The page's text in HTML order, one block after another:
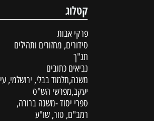
קטלוג
פרקי אבות
סידורים, מחזורים ותהילים
תנ"ך
נביאים כתובים
משנה,תלמוד בבלי, ירושלמי, עין
יעקב,מפרשי הש"ס
ספרי יסוד -משנה ברורה,
רמב"ם, טור, שו"ע